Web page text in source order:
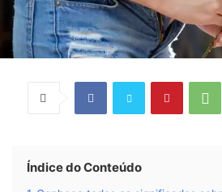
Índice do Conteúdo